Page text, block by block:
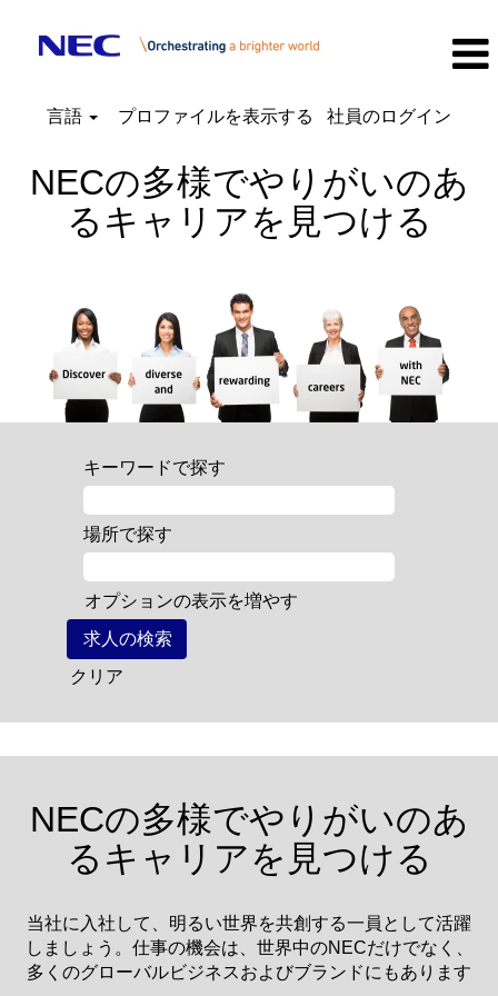
言語 プロファイルを表示する 社員のログイン
NECの多様でやりがいのあ
るキャリアを見つける
キーワードで探す
場所で探す
オプションの表示を増やす
クリア
NECの多様でやりがいのあ
るキャリアを見つける
当社に入社して、明るい世界を共創する一員として活躍
しましょう。仕事の機会は、世界中のNECだけでなく、
多くのグローバルビジネスおよびブランドにもあります